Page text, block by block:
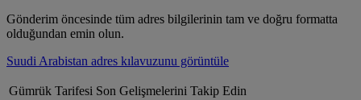
Gönderim öncesinde tüm adres bilgilerinin tam ve doğru formatta
olduğundan emin olun.
Suudi Arabistan adres kılavuzunu görüntüle
Gümrük Tarifesi Son Gelişmelerini Takip Edin